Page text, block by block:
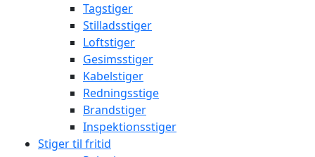
Tagstiger
Stilladsstiger
Loftstiger
Gesimsstiger
Kabelstiger
Redningsstige
Brandstiger
Inspektionsstiger
Stiger til fritid